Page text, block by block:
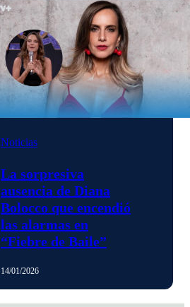
Noticias
La sorpresiva
ausencia de Diana
Bolocco que encendió
las alarmas en
“Fiebre de Baile”
14/01/2026